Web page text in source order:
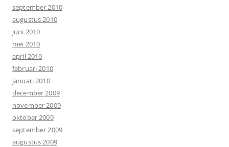
september 2010
augustus 2010
juni 2010
mei 2010
april 2010
februari 2010
januari 2010
december 2009
november 2009
oktober 2009
september 2009
augustus 2009